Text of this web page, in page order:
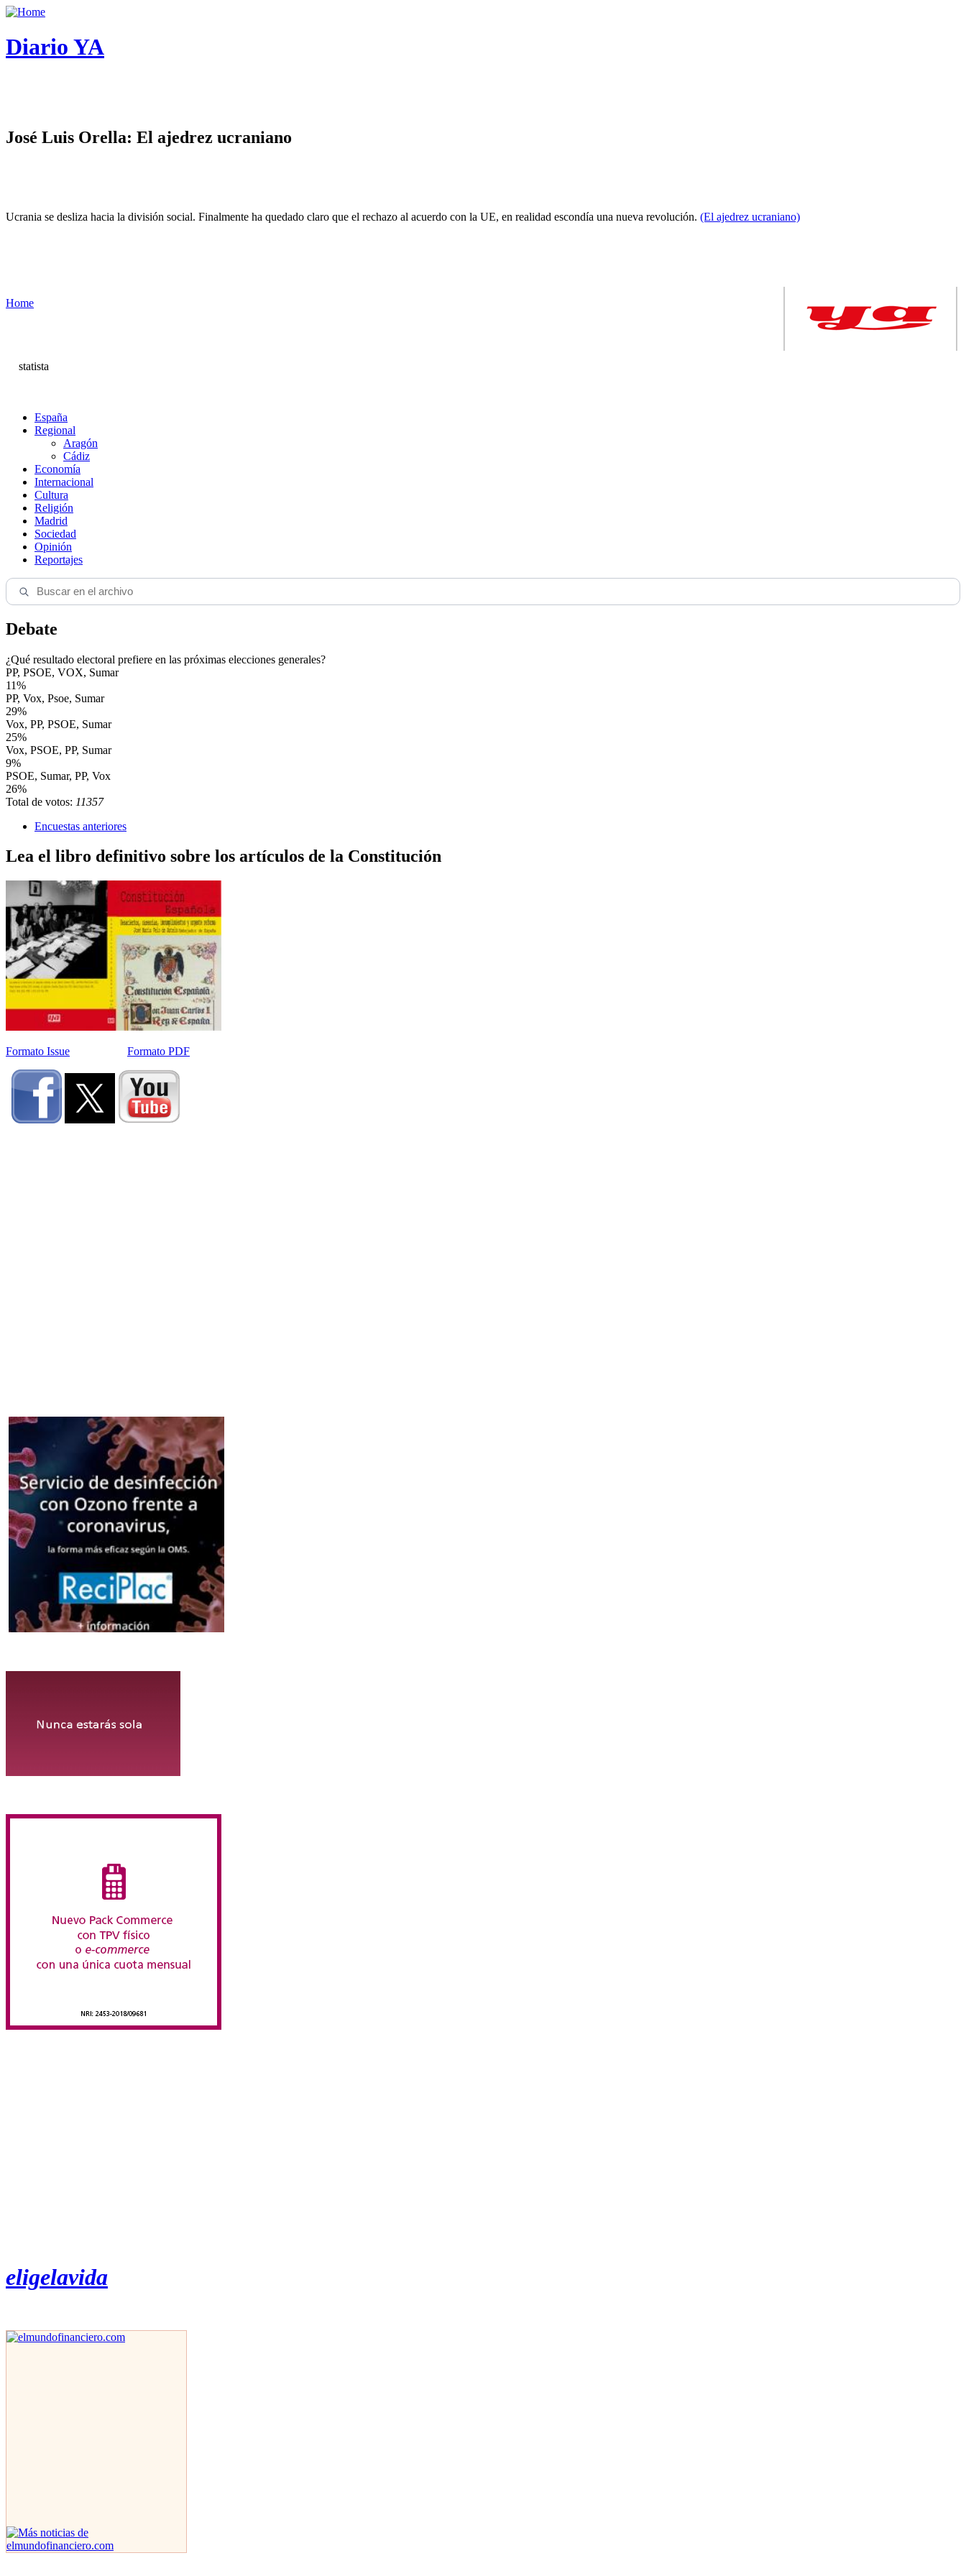
Diario YA
José Luis Orella: El ajedrez ucraniano
Ucrania se desliza hacia la división social. Finalmente ha quedado claro que el rechazo al acuerdo con la UE, en realidad escondía una nueva revolución. (El ajedrez ucraniano)
Home
statista
España
Regional
Aragón
Cádiz
Economía
Internacional
Cultura
Religión
Madrid
Sociedad
Opinión
Reportajes
Debate
¿Qué resultado electoral prefiere en las próximas elecciones generales?
PP, PSOE, VOX, Sumar
11%
PP, Vox, Psoe, Sumar
29%
Vox, PP, PSOE, Sumar
25%
Vox, PSOE, PP, Sumar
9%
PSOE, Sumar, PP, Vox
26%
Total de votos: 11357
Encuestas anteriores
Lea el libro definitivo sobre los artículos de la Constitución
Formato Issue Formato PDF
eligelavida